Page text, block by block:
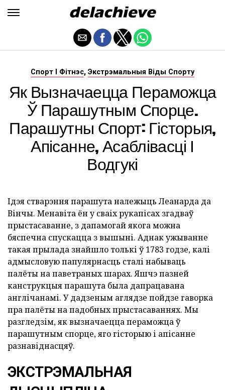
Спорт І Фітнэс, Экстрэмальныя Віды Спорту
Як Вызначаецца Пераможца
Ў Парашутным Спорце.
Парашутны Спорт: Гісторыя,
Апісанне, Асаблівасці І
Водгукі
Ідэя стварэння парашута належыць Леанарда да
Вінчы. Менавіта ён у сваіх рукапісах згадваў
прыстасаванне, з дапамогай якога можна
бяспечна спускацца з вышыні. Аднак ужыванне
такая прылада знайшло толькі ў 1783 годзе, калі
адмысловую папулярнасць сталі набываць
палёты на паветраных шарах. Яшчэ пазней
канструкцыя парашута была дапрацавана
англічанамі. У дадзеным аглядзе пойдзе гаворка
пра палёты на падобных прыстасаваннях. Мы
разгледзім, як вызначаецца пераможца ў
парашутным спорце, яго гісторыю і апісанне
разнавіднасцяў.
ЭКСТРЭМАЛЬНАЯ